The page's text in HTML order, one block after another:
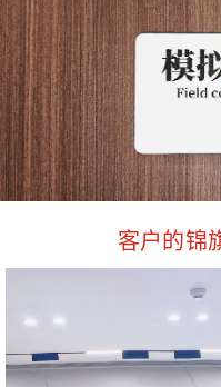
客户的锦